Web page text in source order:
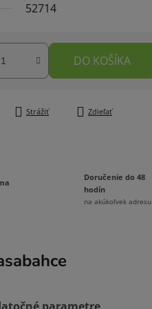
52714
DO KOŠÍKA
Strážiť Zdieľať
Doručenie do 48
hodín
na akúkoľvek adresu